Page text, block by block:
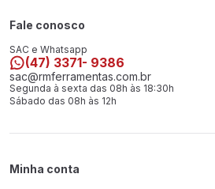
Fale conosco
SAC e Whatsapp
(47) 3371- 9386
sac@rmferramentas.com.br
Segunda à sexta das 08h às 18:30h
Sábado das 08h às 12h
Minha conta